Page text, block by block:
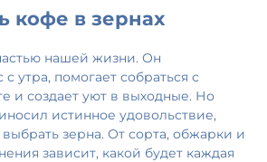
кофе в зернах
нашей жизни. Он
утра, помогает собраться с
и создает уют в выходные. Но
истинное удовольствие,
зерна. От сорта, обжарки и
зависит, какой будет каждая